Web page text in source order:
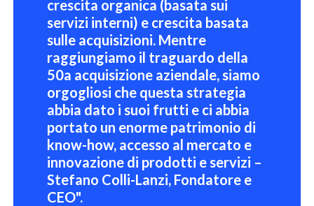
crescita organica (basata sui
servizi interni) e crescita basata
sulle acquisizioni. Mentre
raggiungiamo il traguardo della
50a acquisizione aziendale, siamo
orgogliosi che questa strategia
abbia dato i suoi frutti e ci abbia
portato un enorme patrimonio di
know-how, accesso al mercato e
innovazione di prodotti e servizi –
Stefano Colli-Lanzi, Fondatore e
CEO".